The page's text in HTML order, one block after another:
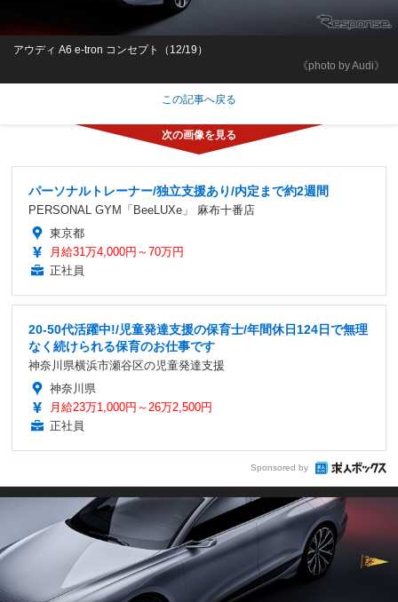
《photo by Audi》
アウディ A6 e-tron コンセプト（12/19）
この記事へ戻る
パーソナルトレーナー/独立支援あり/内定まで約2週間
PERSONAL GYM「BeeLUXe」 麻布十番店
東京都
月給31万4,000円～70万円
正社員
20-50代活躍中!/児童発達支援の保育士/年間休日124日で無理
なく続けられる保育のお仕事です
神奈川県横浜市瀬谷区の児童発達支援
神奈川県
月給23万1,000円～26万2,500円
正社員
Sponsored by